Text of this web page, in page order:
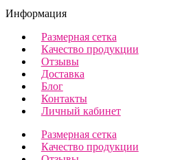
Информация
Размерная сетка
Качество продукции
Отзывы
Доставка
Блог
Контакты
Личный кабинет
Размерная сетка
Качество продукции